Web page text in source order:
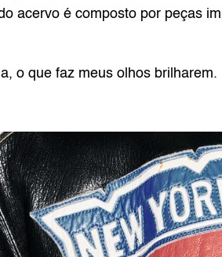
acervo é composto por peças
o que faz meus olhos